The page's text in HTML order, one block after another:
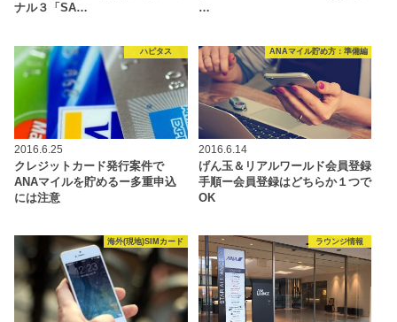
ナル３「SA…
…
ハピタス
2016.6.25
クレジットカード発行案件で
ANAマイルを貯めるー多重申込
には注意
ANAマイル貯め方：準備編
2016.6.14
げん玉＆リアルワールド会員登録
手順ー会員登録はどちらか１つで
OK
海外(現地)SIMカード ラウンジ情報